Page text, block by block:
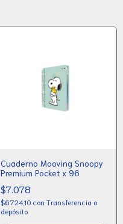
Cuaderno Mooving Snoopy
Premium Pocket x 96
$7.078
$6.724,10 con Transferencia o
depósito